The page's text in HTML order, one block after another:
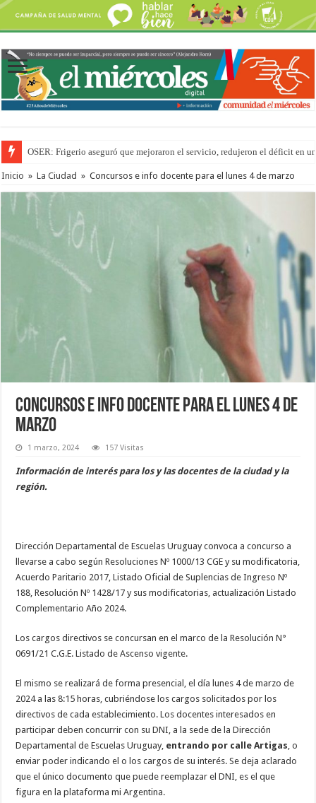
OSER: Frigerio aseguró que mejoraron el servicio, redujeron el déficit en
Por primera vez hicieron una cirugía de reconstrucción torácica en el
Inicio » La Ciudad » Concursos e info docente para el lunes 4 de marzo
Concursos e info docente para el lunes 4 de
marzo
1 marzo, 2024 157 Visitas
Información de interés para los y las docentes de la ciudad y la
región.
Dirección Departamental de Escuelas Uruguay convoca a concurso a
llevarse a cabo según Resoluciones Nº 1000/13 CGE y su modificatoria,
Acuerdo Paritario 2017, Listado Oficial de Suplencias de Ingreso Nº
188, Resolución Nº 1428/17 y sus modificatorias, actualización Listado
Complementario Año 2024.
Los cargos directivos se concursan en el marco de la Resolución N°
0691/21 C.G.E. Listado de Ascenso vigente.
El mismo se realizará de forma presencial, el día lunes 4 de marzo de
2024 a las 8:15 horas, cubriéndose los cargos solicitados por los
directivos de cada establecimiento. Los docentes interesados en
participar deben concurrir con su DNI, a la sede de la Dirección
Departamental de Escuelas Uruguay, entrando por calle Artigas , o
enviar poder indicando el o los cargos de su interés. Se deja aclarado
que el único documento que puede reemplazar el DNI, es el que
figura en la plataforma mi Argentina.